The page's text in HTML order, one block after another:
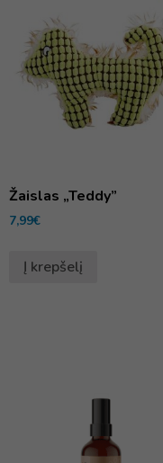
Žaislas „Teddy”
7,99€
Į krepšelį